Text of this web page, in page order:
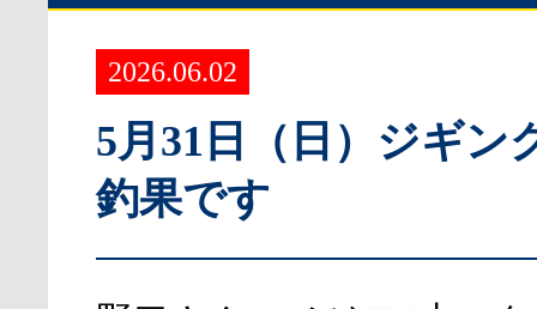
2026.06.02
5月31日（日）ジギン
釣果です